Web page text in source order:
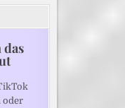
das
oder